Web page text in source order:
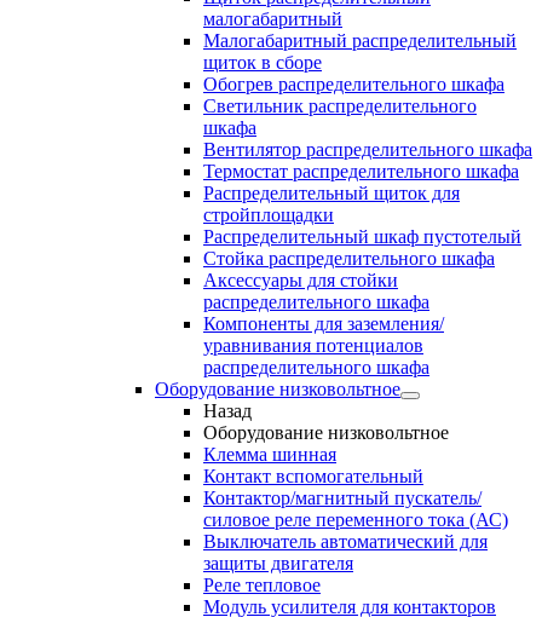
малогабаритный
Малогабаритный распределительный
щиток в сборе
Обогрев распределительного шкафа
Светильник распределительного
шкафа
Вентилятор распределительного шкафа
Термостат распределительного шкафа
Распределительный щиток для
стройплощадки
Распределительный шкаф пустотелый
Стойка распределительного шкафа
Аксессуары для стойки
распределительного шкафа
Компоненты для заземления/
уравнивания потенциалов
распределительного шкафа
Оборудование низковольтное
Назад
Оборудование низковольтное
Клемма шинная
Контакт вспомогательный
Контактор/магнитный пускатель/
силовое реле переменного тока (АС)
Выключатель автоматический для
защиты двигателя
Реле тепловое
Модуль усилителя для контакторов